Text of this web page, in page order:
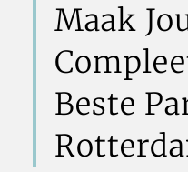
Maak
Beste